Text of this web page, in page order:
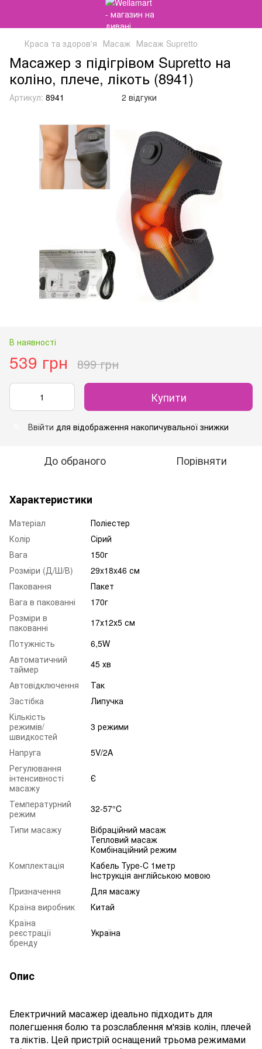
Краса та здоров'я Масаж Масаж Supretto
Масажер з підігрівом Supretto на
коліно, плече, лікоть (8941)
Артикул: 8941 2 відгуки
В наявності
539 грн 899 грн
Купити
Ввійти для відображення накопичувальної знижки
До обраного Порівняти
Характеристики
Матеріал
Поліестер
Колір
Сірий
Вага
150г
Розміри (Д/Ш/В)
29x18x46 см
Паковання
Пакет
Вага в пакованні
170г
Розміри в
пакованні
17х12х5 см
Потужність
6,5W
Автоматичний
таймер
45 хв
Автовідключення
Так
Застібка
Липучка
Кількість
режимів/
швидкостей
3 режими
Напруга
5V/2A
Регулювання
інтенсивності
масажу
Є
Температурний
режим
32-57°C
Типи масажу
Вібраційний масаж
Тепловий масаж
Комбінаційний режим
Комплектація
Кабель Type-C 1метр
Інструкція англійською мовою
Призначення
Для масажу
Країна виробник
Китай
Країна
реєстрації
бренду
Україна
Опис
Електричний масажер ідеально підходить для
полегшення болю та розслаблення м'язів колін, плечей
та ліктів. Цей пристрій оснащений трьома режимами